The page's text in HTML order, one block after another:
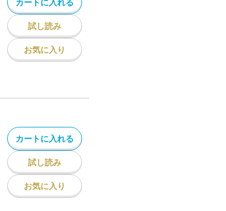
カートに入れる
試し読み
お気に入り
カートに入れる
試し読み
お気に入り